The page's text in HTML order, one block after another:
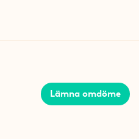
flera storlekar som kan
Lämna omdöme